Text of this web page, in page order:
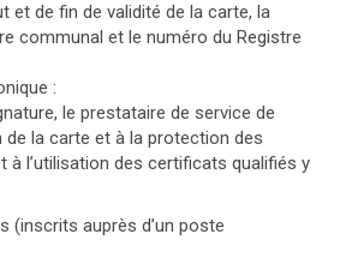
et de fin de validité de la carte, la
communal et le numéro du Registre
:
le prestataire de service de
la carte et à la protection des
l’utilisation des certificats qualifiés y
(inscrits auprès d’un poste